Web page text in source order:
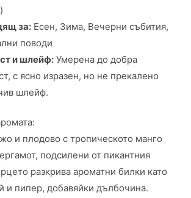
за: Есен, Зима, Вечерни събития,
поводи
и шлейф: Умерена до добра
с ясно изразен, но не прекалено
шлейф.
и плодово с тропическото манго
подсилени от пикантния
разкрива ароматни билки като
и пипер, добавяйки дълбочина.